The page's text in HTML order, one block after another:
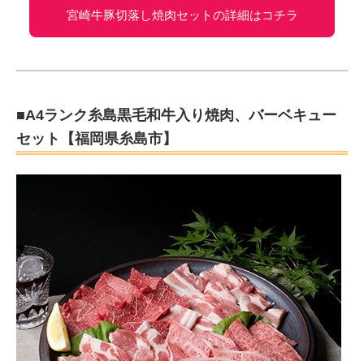
宮崎牛豚切落し焼肉セットの詳細はコチラ
■A4ランク糸島黒毛和牛入り焼肉、バーベキュー
セット【福岡県糸島市】